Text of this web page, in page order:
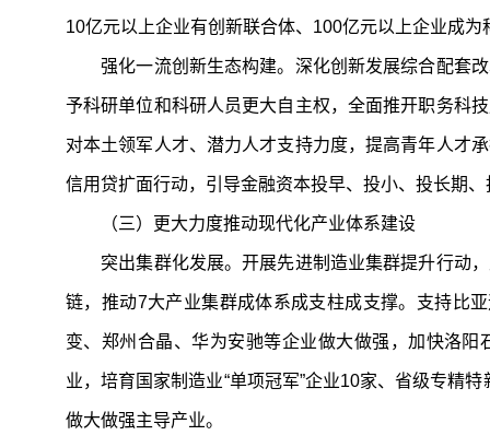
10亿元以上企业有创新联合体、100亿元以上企业成
强化一流创新生态构建。深化创新发展综合配套改
予科研单位和科研人员更大自主权，全面推开职务科
对本土领军人才、潜力人才支持力度，提高青年人才
信用贷扩面行动，引导金融资本投早、投小、投长期
（三）更大力度推动现代化产业体系建设
突出集群化发展。开展先进制造业集群提升行动，
链，推动7大产业集群成体系成支柱成支撑。支持比
变、郑州合晶、华为安驰等企业做大做强，加快洛
业，培育国家制造业“单项冠军”企业10家、省级专精
做大做强主导产业。